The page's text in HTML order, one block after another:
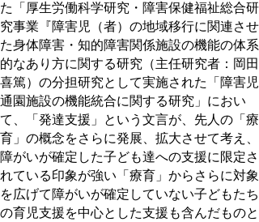
た「厚生労働科学研究・障害保健福祉総合研
究事業『障害児（者）の地域移行に関連させ
た身体障害・知的障害関係施設の機能の体系
的なあり方に関する研究（主任研究者：岡田
喜篤）の分担研究として実施された「障害児
通園施設の機能統合に関する研究」におい
て、「発達支援」という文言が、先人の「療
育」の概念をさらに発展、拡大させて考え、
障がいが確定した子ども達への支援に限定さ
れている印象が強い「療育」からさらに対象
を広げて障がいが確定していない子どもたち
の育児支援を中心とした支援も含んだものと